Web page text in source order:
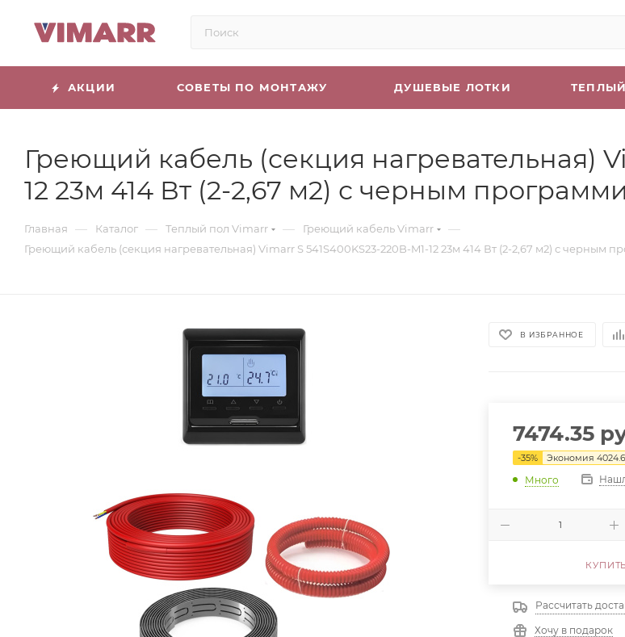
АКЦИИ СОВЕТЫ ПО МОНТАЖУ ДУШЕВЫЕ ЛОТКИ
Греющий кабель (секция нагревательная)
12 23м 414 Вт (2-2,67 м2) с черным
Главная — Каталог — Теплый пол Vimarr — Греющий кабель Vimarr —
Греющий кабель (секция нагревательная) Vimarr S 541S400KS23-220B-M1-12 23м 414 Вт (2-2,67 м2) с черным
В ИЗБРАННОЕ
7474.35
-35% Экономия
Много
Рассчитать
Хочу в подарок